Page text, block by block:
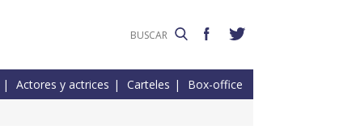
Actores y actrices Carteles Box-office